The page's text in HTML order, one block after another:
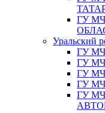
ГУ
Уральский
ГУ
ГУ
ГУ
ГУ
ГУ